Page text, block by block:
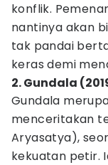
konflik.
nantinya akan
tak pandai
keras demi
2. Gundala
Gundala
menceritakan
Aryasatya),
kekuatan petir.